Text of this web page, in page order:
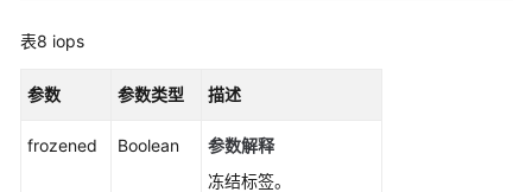
表8 iops
参数 参数类型 描述
frozened Boolean
参数解释
冻结标签。